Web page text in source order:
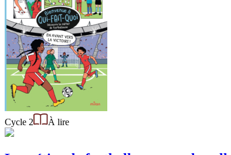
Cycle 2 À lire